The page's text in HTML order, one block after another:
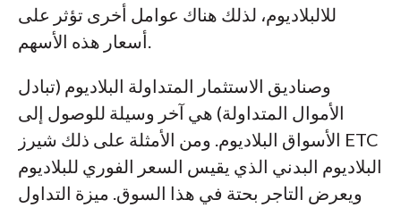
للالبلاديوم، لذلك هناك عوامل أخرى تؤثر على
أسعار هذه الأسهم.
وصناديق الاستثمار المتداولة البلاديوم (تبادل
الأموال المتداولة) هي آخر وسيلة للوصول إلى
الأسواق البلاديوم. ومن الأمثلة على ذلك شيرز ETC
البلاديوم البدني الذي يقيس السعر الفوري للبلاديوم
ويعرض التاجر بحتة في هذا السوق. ميزة التداول